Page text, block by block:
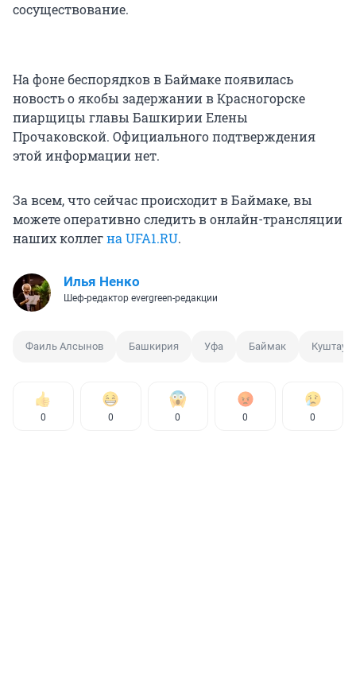
сосуществование.
На фоне беспорядков в Баймаке появилась
новость о якобы задержании в Красногорске
пиарщицы главы Башкирии Елены
Прочаковской. Официального подтверждения
этой информации нет.
За всем, что сейчас происходит в Баймаке, вы
можете оперативно следить в онлайн-трансляции
наших коллегна UFA1.RU.
Илья Ненко
Шеф-редактор evergreen-редакции
Фаиль Алсынов Башкирия Уфа Баймак Куштау
0 0 0 0 0